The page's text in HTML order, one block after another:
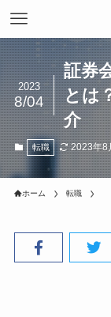
証券
とは
介
2023
8/04
転職 2023年8
ホーム 転職